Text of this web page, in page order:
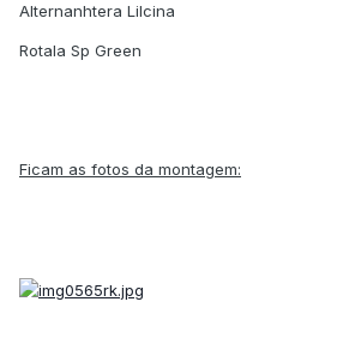
Alternanhtera Lilcina
Rotala Sp Green
Ficam as fotos da montagem: